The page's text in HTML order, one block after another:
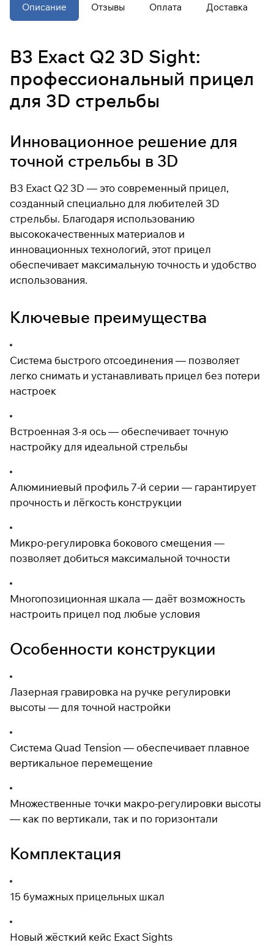
Описание Отзывы Оплата Доставка
B3 Exact Q2 3D Sight:
профессиональный прицел
для 3D стрельбы
Инновационное решение для
точной стрельбы в 3D
B3 Exact Q2 3D — это современный прицел,
созданный специально для любителей 3D
стрельбы. Благодаря использованию
высококачественных материалов и
инновационных технологий, этот прицел
обеспечивает максимальную точность и удобство
использования.
Ключевые преимущества
Система быстрого отсоединения — позволяет
легко снимать и устанавливать прицел без потери
настроек
Встроенная 3-я ось — обеспечивает точную
настройку для идеальной стрельбы
Алюминиевый профиль 7-й серии — гарантирует
прочность и лёгкость конструкции
Микро-регулировка бокового смещения —
позволяет добиться максимальной точности
Многопозиционная шкала — даёт возможность
настроить прицел под любые условия
Особенности конструкции
Лазерная гравировка на ручке регулировки
высоты — для точной настройки
Система Quad Tension — обеспечивает плавное
вертикальное перемещение
Множественные точки макро-регулировки высоты
— как по вертикали, так и по горизонтали
Комплектация
15 бумажных прицельных шкал
Новый жёсткий кейс Exact Sights
по25%каждые 2 недели
скидки по купонам не
Подробнее
об оплате Плайтом
раз в 2
недели
Остались вопросы?
8 800 302-02-51
plait.ru